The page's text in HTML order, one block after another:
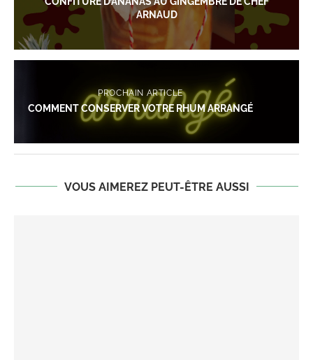
ARNAUD
PROCHAIN ARTICLE
COMMENT CONSERVER VOTRE RHUM ARRANGÉ
VOUS AIMEREZ PEUT-ÊTRE AUSSI